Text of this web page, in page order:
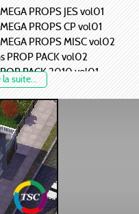
la suite...
PROPS JES vol01
PROPS CP vol01
PROPS MISC vol02
PROP PACK vol02
PACK 2010 vol01
Submarine Ressource
à Girafe, pour s'être
et à la l'équipe TSC pour